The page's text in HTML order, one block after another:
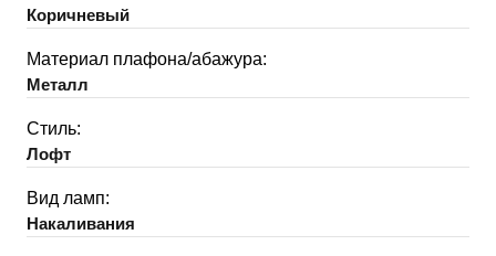
Коричневый
Материал плафона/абажура:
Металл
Стиль:
Лофт
Вид ламп:
Накаливания